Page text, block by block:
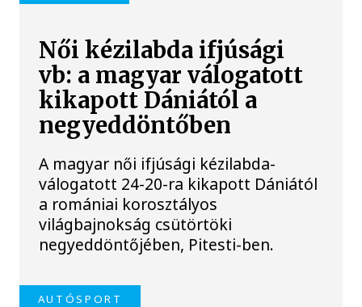
Női kézilabda ifjúsági
vb: a magyar válogatott
kikapott Dániától a
negyeddöntőben
A magyar női ifjúsági kézilabda-
válogatott 24-20-ra kikapott Dániától
a romániai korosztályos
világbajnokság csütörtöki
negyeddöntőjében, Pitesti-ben.
AUTÓSPORT